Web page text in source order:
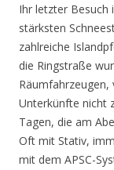
Ihr letzter Besuch
stärksten
zahlreiche
die Ringstraße
Räumfahrzeugen,
Unterkünfte nicht
Tagen, die am
Oft mit Stativ,
mit dem APSC-